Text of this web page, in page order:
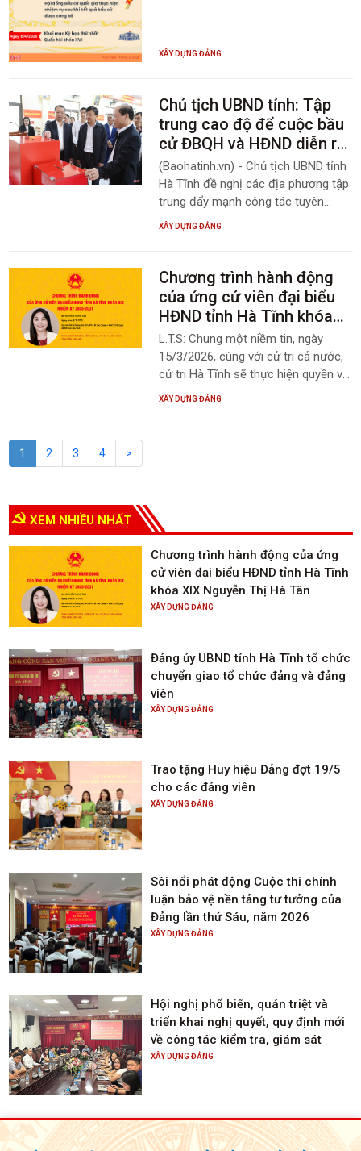
XÂY DỰNG ĐẢNG
Chủ tịch UBND tỉnh: Tập
trung cao độ để cuộc bầu
cử ĐBQH và HĐND diễn ra
an toàn, đúng quy định
(Baohatinh.vn) - Chủ tịch UBND tỉnh
Hà Tĩnh đề nghị các địa phương tập
trung đẩy mạnh công tác tuyên
truyền, chủ động các phương án
ra an toàn, đúng quy định, thực sự là
ngày hội của toàn dân.
XÂY DỰNG ĐẢNG
Chương trình hành động
của ứng cử viên đại biểu
HĐND tỉnh Hà Tĩnh khóa
XIX Nguyễn Thị Hà Tân
L.T.S: Chung một niềm tin, ngày
15/3/2026, cùng với cử tri cả nước,
cử tri Hà Tĩnh sẽ thực hiện quyền và
nghĩa vụ thiêng liêng của mình, lựa
ngay vào thực hiện trọng trách của
người đại biểu dân cử khi được tín
nhiệm. Báo và phát thanh, truyền
hình Hà Tĩnh lược ghi, trân trọng giới
thiệu Chương trình hành động của
XÂY DỰNG ĐẢNG
1 2 3 4 >
XEM NHIỀU NHẤT
Chương trình hành động của ứng
cử viên đại biểu HĐND tỉnh Hà Tĩnh
khóa XIX Nguyễn Thị Hà Tân
XÂY DỰNG ĐẢNG
Đảng ủy UBND tỉnh Hà Tĩnh tổ chức
chuyển giao tổ chức đảng và đảng
viên
XÂY DỰNG ĐẢNG
Trao tặng Huy hiệu Đảng đợt 19/5
cho các đảng viên
XÂY DỰNG ĐẢNG
Sôi nổi phát động Cuộc thi chính
luận bảo vệ nền tảng tư tưởng của
Đảng lần thứ Sáu, năm 2026
XÂY DỰNG ĐẢNG
Hội nghị phổ biến, quán triệt và
triển khai nghị quyết, quy định mới
về công tác kiểm tra, giám sát
XÂY DỰNG ĐẢNG